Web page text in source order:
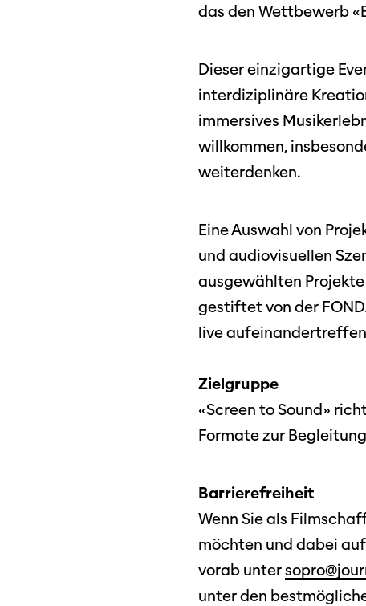
Programm 61. Ausgabe
Preise und Jurys
das den Wettbewerb
Dieser einzigartige
interdiziplinäre
immersives
willkommen,
weiterdenken.
Eine Auswahl von
und audiovisuellen
ausgewählten
gestiftet von der
live
Zielgruppe
«Screen to Sound»
Formate zur
Barrierefreiheit
Wenn Sie als
möchten und dabei
vorab unter
unter den